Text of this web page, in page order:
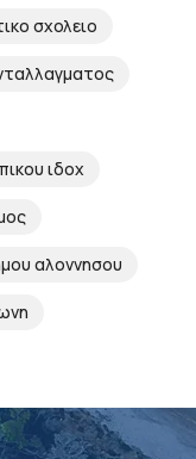
σχολειο
ιδοχ
αλοννησου